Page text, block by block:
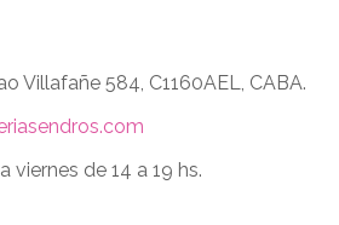
Villafañe 584, C1160AEL, CABA.
viernes de 14 a 19 hs.